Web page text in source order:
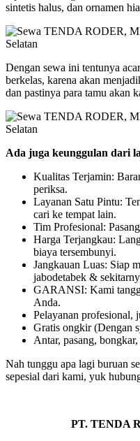
sintetis halus, dan ornamen
Dengan sewa ini tentunya
berkelas, karena akan
dan pastinya para tamu akan
Ada juga keunggulan dari
Kualitas Terjamin:
periksa.
Layanan Satu Pintu:
cari ke tempat lain.
Tim Profesional:
Harga Terjangkau:
biaya tersembunyi.
Jangkauan Luas: Siap
jabodetabek &
GARANSI: Kami
Anda.
Pelayanan profesional,
Gratis ongkir (Dengan
Antar, pasang,
Nah tunggu apa lagi buruan
sepesial dari kami, yuk
PT. TENDA